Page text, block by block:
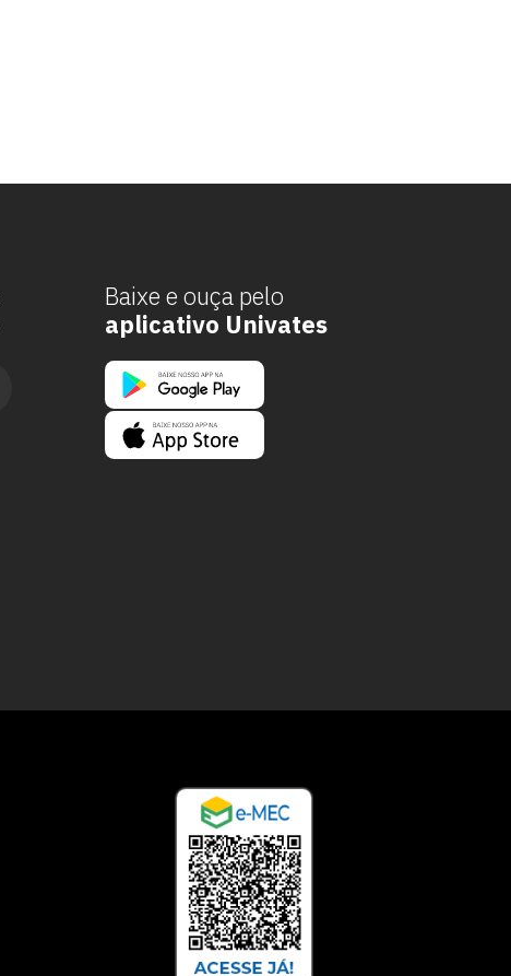
Baixe e ouça pelo
aplicativo Univates